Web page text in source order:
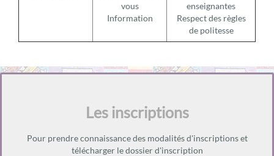
vous
Information
enseignantes
Respect des règles
de politesse
Les inscriptions
Pour prendre connaissance des modalités d'inscriptions et
télécharger le dossier d'inscription